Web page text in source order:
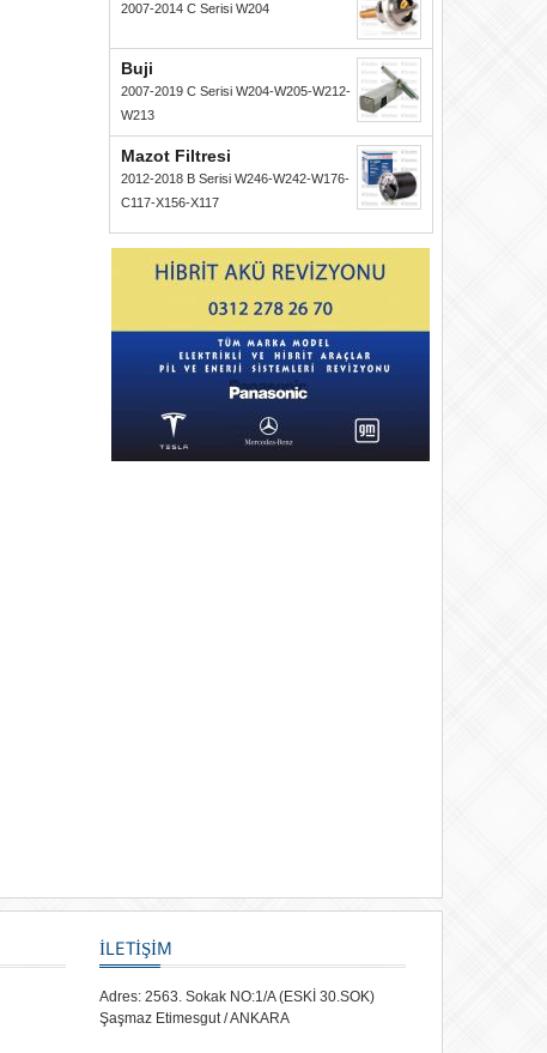
2007-2014 C Serisi W204
Buji
2007-2019 C Serisi W204-W205-W212-
W213
Mazot Filtresi
2012-2018 B Serisi W246-W242-W176-
C117-X156-X117
İLETİŞİM
Adres: 2563. Sokak NO:1/A (ESKİ 30.SOK)
Şaşmaz Etimesgut / ANKARA